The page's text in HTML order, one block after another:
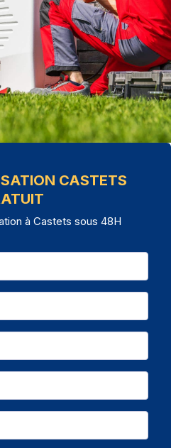
CASTETS
à Castets sous 48H